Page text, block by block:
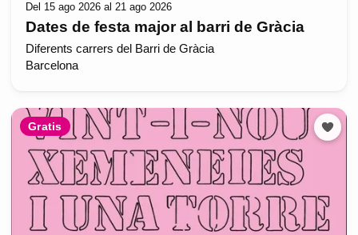
Del 15 ago 2026 al 21 ago 2026
Dates de festa major al barri de Gràcia
Diferents carrers del Barri de Gràcia
Barcelona
Gratis